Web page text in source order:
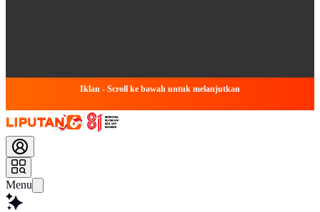
Iklan - Scroll ke bawah untuk melanjutkan
Menu